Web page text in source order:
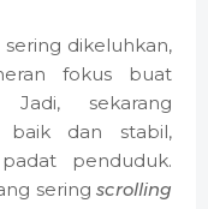
dikeluhkan,
fokus buat
Jadi, sekarang
baik dan stabil,
penduduk.
sering scrolling